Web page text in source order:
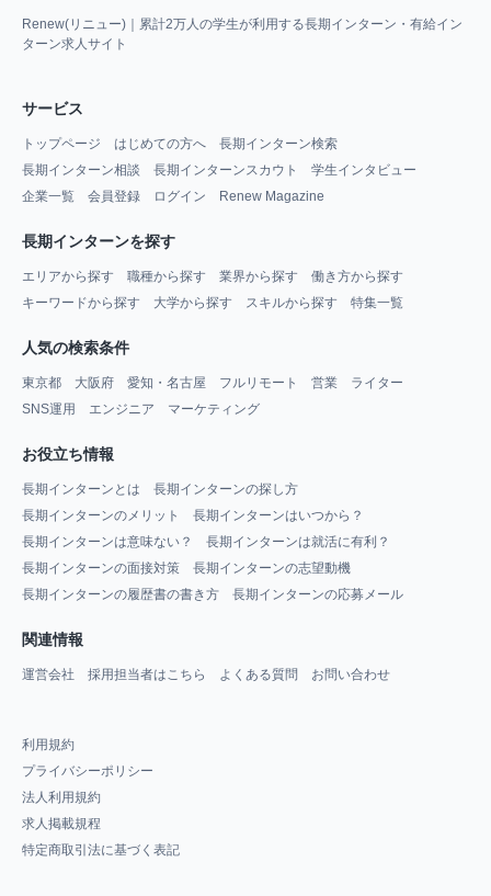
Renew(リニュー)｜累計2万人の学生が利用する長期インターン・有給イン
ターン求人サイト
サービス
トップページ はじめての方へ
長期インターン検索
長期インターン相談
長期インターンスカウト
学生インタビュー
企業一覧
会員登録 ログイン Renew Magazine
長期インターンを探す
エリアから探す 職種から探す 業界から探す
働き方から探す
キーワードから探す
大学から探す スキルから探す 特集一覧
人気の検索条件
東京都 大阪府 愛知・名古屋 フルリモート 営業
ライター
SNS運用
エンジニア マーケティング
お役立ち情報
長期インターンとは
長期インターンの探し方
長期インターンのメリット
長期インターンはいつから？
長期インターンは意味ない？
長期インターンは就活に有利？
長期インターンの面接対策
長期インターンの志望動機
長期インターンの履歴書の書き方
長期インターンの応募メール
関連情報
運営会社 採用担当者はこちら よくある質問 お問い合わせ
利用規約
プライバシーポリシー
法人利用規約
求人掲載規程
特定商取引法に基づく表記